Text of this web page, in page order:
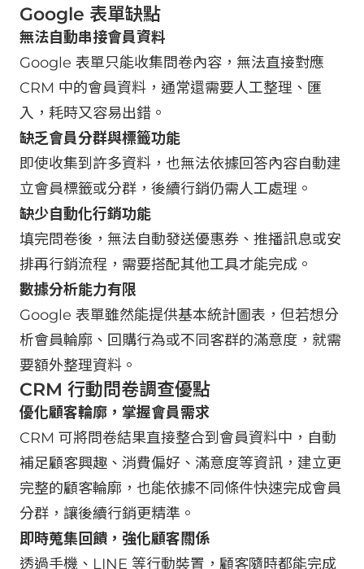
Google 表單缺點
無法自動串接會員資料
Google 表單只能收集問卷內容，無法直接對應
CRM 中的會員資料，通常還需要人工整理、匯
入，耗時又容易出錯。
缺乏會員分群與標籤功能
即使收集到許多資料，也無法依據回答內容自動建
立會員標籤或分群，後續行銷仍需人工處理。
缺少自動化行銷功能
填完問卷後，無法自動發送優惠券、推播訊息或安
排再行銷流程，需要搭配其他工具才能完成。
數據分析能力有限
Google 表單雖然能提供基本統計圖表，但若想分
析會員輪廓、回購行為或不同客群的滿意度，就需
要額外整理資料。
CRM 行動問卷調查優點
優化顧客輪廓，掌握會員需求
CRM 可將問卷結果直接整合到會員資料中，自動
補足顧客興趣、消費偏好、滿意度等資訊，建立更
完整的顧客輪廓，也能依據不同條件快速完成會員
分群，讓後續行銷更精準。
即時蒐集回饋，強化顧客關係
透過手機、LINE 等行動裝置，顧客隨時都能完成